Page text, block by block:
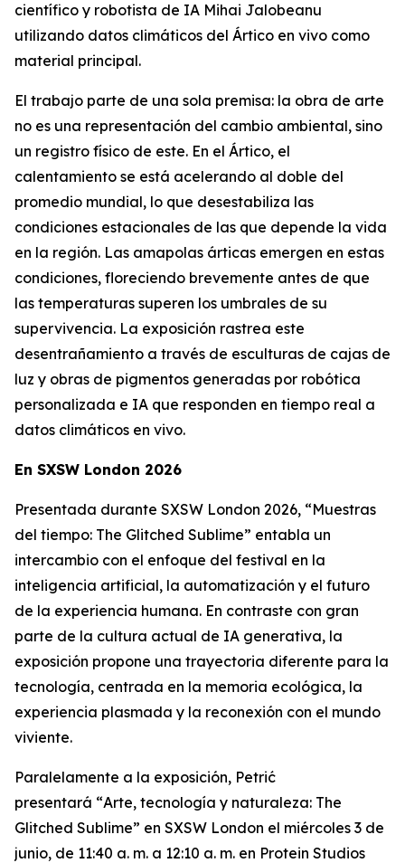
científico y robotista de IA Mihai Jalobeanu
utilizando datos climáticos del Ártico en vivo como
material principal.
El trabajo parte de una sola premisa: la obra de arte
no es una representación del cambio ambiental, sino
un registro físico de este. En el Ártico, el
calentamiento se está acelerando al doble del
promedio mundial, lo que desestabiliza las
condiciones estacionales de las que depende la vida
en la región. Las amapolas árticas emergen en estas
condiciones, floreciendo brevemente antes de que
las temperaturas superen los umbrales de su
supervivencia. La exposición rastrea este
desentrañamiento a través de esculturas de cajas de
luz y obras de pigmentos generadas por robótica
personalizada e IA que responden en tiempo real a
datos climáticos en vivo.
En SXSW London 2026
Presentada durante SXSW London 2026, “Muestras
del tiempo: The Glitched Sublime” entabla un
intercambio con el enfoque del festival en la
inteligencia artificial, la automatización y el futuro
de la experiencia humana. En contraste con gran
parte de la cultura actual de IA generativa, la
exposición propone una trayectoria diferente para la
tecnología, centrada en la memoria ecológica, la
experiencia plasmada y la reconexión con el mundo
viviente.
Paralelamente a la exposición, Petrić
presentará “Arte, tecnología y naturaleza: The
Glitched Sublime” en SXSW London el miércoles 3 de
junio, de 11:40 a. m. a 12:10 a. m. en Protein Studios